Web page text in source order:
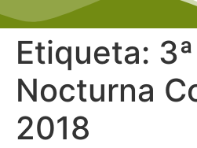
Etiqueta:
Nocturna
2018